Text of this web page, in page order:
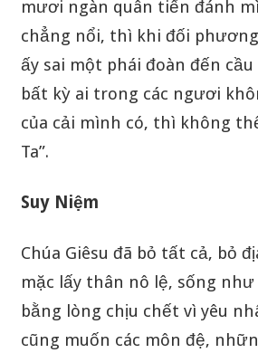
mươi ngàn quân tiến đánh
chẳng nổi, thì khi đối phương
ấy sai một phái đoàn đến cầu
bất kỳ ai trong các ngươi
của cải mình có, thì không
Ta”.
Suy Niệm
Chúa Giêsu đã bỏ tất cả, bỏ
mặc lấy thân nô lệ, sống
bằng lòng chịu chết vì yêu
cũng muốn các môn đệ,